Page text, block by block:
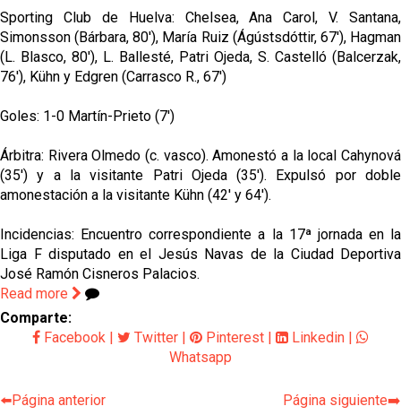
Sporting Club de Huelva: Chelsea, Ana Carol, V. Santana,
Simonsson (Bárbara, 80'), María Ruiz (Ágústsdóttir, 67'), Hagman
(L. Blasco, 80'), L. Ballesté, Patri Ojeda, S. Castelló (Balcerzak,
76'), Kühn y Edgren (Carrasco R., 67')
Goles: 1-0 Martín-Prieto (7')
Árbitra: Rivera Olmedo (c. vasco). Amonestó a la local Cahynová
(35') y a la visitante Patri Ojeda (35'). Expulsó por doble
amonestación a la visitante Kühn (42' y 64').
Incidencias: Encuentro correspondiente a la 17ª jornada en la
Liga F disputado en el Jesús Navas de la Ciudad Deportiva
José Ramón Cisneros Palacios.
Read more
Comparte:
Facebook
Twitter Pinterest Linkedin
Whatsapp
⬅️Página anterior Página siguiente➡️